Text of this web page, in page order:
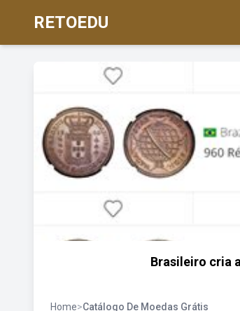
RETOEDU
Brasileiro cria
Home>Catálogo De Moedas Grátis